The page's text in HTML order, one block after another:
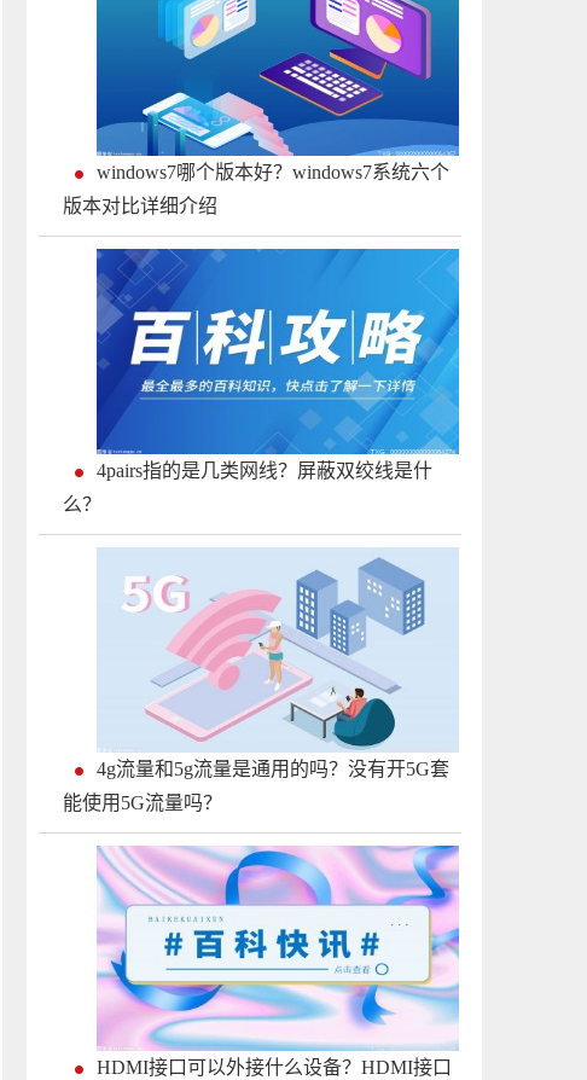
windows7哪个版本好？windows7系统六个
版本对比详细介绍
4pairs指的是几类网线？屏蔽双绞线是什
么？
4g流量和5g流量是通用的吗？没有开5G套
能使用5G流量吗？
HDMI接口可以外接什么设备？HDMI接口